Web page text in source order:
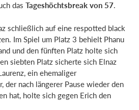
das Tageshöchtsbreak von 57.
schließlich auf eine respotted black
Im Spiel um Platz 3 behielt Phanu
und den fünften Platz holte sich
siebten Platz sicherte sich Elnaz
ein ehemaliger
der nach längerer Pause wieder den
hat, holte sich gegen Erich den